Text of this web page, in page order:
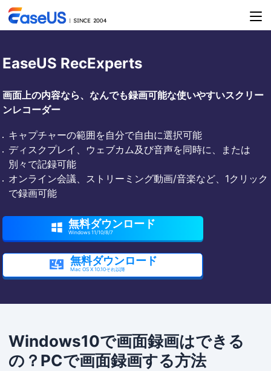
EaseUS RecExperts
画面上の内容なら、なんでも録画可能な使いやすいスクリー
ンレコーダー
キャプチャーの範囲を自分で自由に選択可能
ディスクプレイ、ウェブカム及び音声を同時に、または
別々で記録可能
オンライン会議、ストリーミング動画/音楽など、1クリック
で録画可能
 無料ダウンロード
Windows 11/10/8/7
 無料ダウンロード
Mac OS X 10.10それ以降
Windows10で画面録画はできる
の？PCで画面録画する方法